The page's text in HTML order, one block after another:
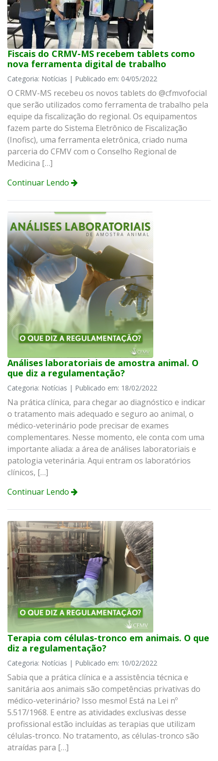
Fiscais do CRMV-MS recebem tablets como
nova ferramenta digital de trabalho
Categoria: Notícias | Publicado em: 04/05/2022
O CRMV-MS recebeu os novos tablets do @cfmvofocial
que serão utilizados como ferramenta de trabalho pela
equipe da fiscalização do regional. Os equipamentos
fazem parte do Sistema Eletrônico de Fiscalização
(Inofisc), uma ferramenta eletrônica, criado numa
parceria do CFMV com o Conselho Regional de
Medicina […]
Continuar Lendo
Análises laboratoriais de amostra animal. O
que diz a regulamentação?
Categoria: Notícias | Publicado em: 18/02/2022
Na prática clínica, para chegar ao diagnóstico e indicar
o tratamento mais adequado e seguro ao animal, o
médico-veterinário pode precisar de exames
complementares. Nesse momento, ele conta com uma
importante aliada: a área de análises laboratoriais e
patologia veterinária. Aqui entram os laboratórios
clínicos, […]
Continuar Lendo
Terapia com células-tronco em animais. O que
diz a regulamentação?
Categoria: Notícias | Publicado em: 10/02/2022
Sabia que a prática clínica e a assistência técnica e
sanitária aos animais são competências privativas do
médico-veterinário? Isso mesmo! Está na Lei nº
5.517/1968. E entre as atividades exclusivas desse
profissional estão incluídas as terapias que utilizam
células-tronco. No tratamento, as células-tronco são
atraídas para […]